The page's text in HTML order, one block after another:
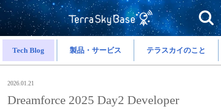
Tech Blog 製品・サービス テラスカイのこと
2026.01.21
Dreamforce 2025 Day2 Developer